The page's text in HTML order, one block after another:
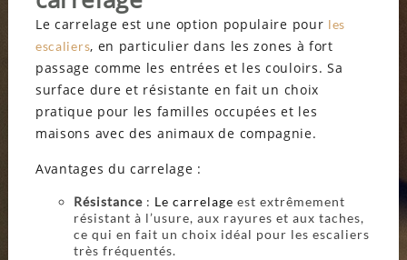
Le carrelage est une option populaire pour les
escaliers, en particulier dans les zones à fort
passage comme les entrées et les couloirs. Sa
surface dure et résistante en fait un choix
pratique pour les familles occupées et les
maisons avec des animaux de compagnie.
Avantages du carrelage :
Résistance: Le carrelage est extrêmement
résistant à l’usure, aux rayures et aux taches,
ce qui en fait un choix idéal pour les escaliers
très fréquentés.